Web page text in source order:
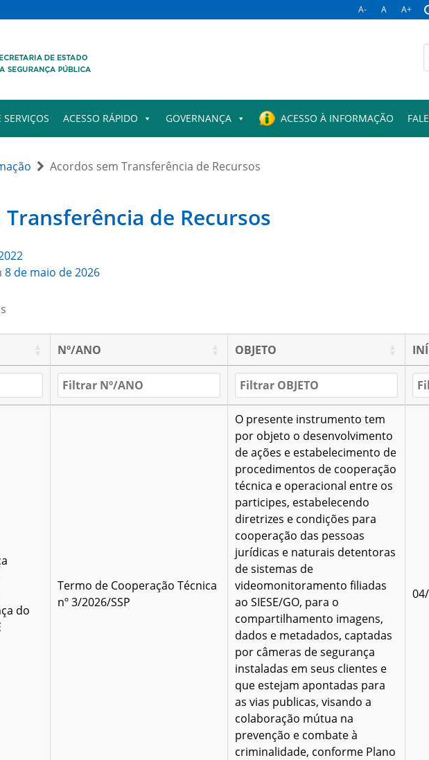
A- A A+
ACESSO RÁPIDO GOVERNANÇA ACESSO À INFORMAÇÃO
Acordos sem Transferência de Recursos
de Recursos
8 de maio de 2026
Nº/ANO OBJETO
do
Termo de Cooperação Técnica
nº 3/2026/SSP
O presente instrumento tem
por objeto o desenvolvimento
de ações e estabelecimento de
procedimentos de cooperação
técnica e operacional entre os
participes, estabelecendo
diretrizes e condições para
cooperação das pessoas
jurídicas e naturais detentoras
de sistemas de
videomonitoramento filiadas
ao SIESE/GO, para o
compartilhamento imagens,
dados e metadados, captadas
por câmeras de segurança
instaladas em seus clientes e
que estejam apontadas para
as vias publicas, visando a
colaboração mútua na
prevenção e combate à
criminalidade, conforme Plano